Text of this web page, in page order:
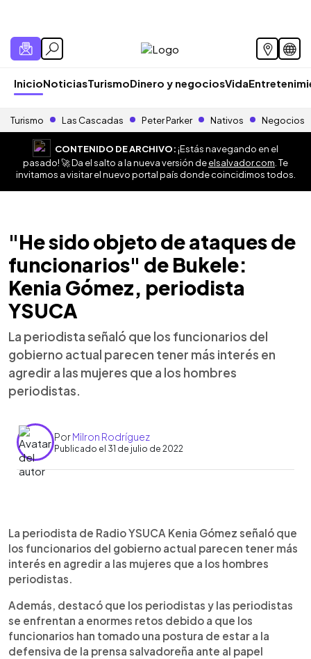
InicioNoticiasTurismoDinero y negociosVida
Turismo Las Cascadas Peter Parker Nativos Negocios
CONTENIDO DE ARCHIVO:¡Estás navegando en el
pasado! 🚀 Da el salto a la nueva versión deelsalvador.com . Te
invitamos a visitar el nuevo portal país donde coincidimos todos.
"He sido objeto de ataques de
funcionarios" de Bukele:
Kenia Gómez, periodista
YSUCA
La periodista señaló que los funcionarios del
gobierno actual parecen tener más interés en
agredir a las mujeres que a los hombres
periodistas.
PorMilron Rodríguez
Publicado el 31 de julio de 2022
► Escuchar artículo
La periodista de Radio YSUCA Kenia Gómez señaló que
los funcionarios del gobierno actual parecen tener más
interés en agredir a las mujeres que a los hombres
periodistas.
Además, destacó que los periodistas y las periodistas
se enfrentan a enormes retos debido a que los
funcionarios han tomado una postura de estar a la
defensiva de la prensa salvadoreña ante al papel